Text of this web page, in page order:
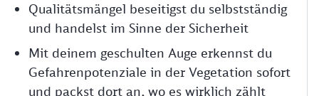
Qualitätsmängel beseitigst du selbstständig
und handelst im Sinne der Sicherheit
Mit deinem geschulten Auge erkennst du
Gefahrenpotenziale in der Vegetation sofort
und packst dort an, wo es wirklich zählt